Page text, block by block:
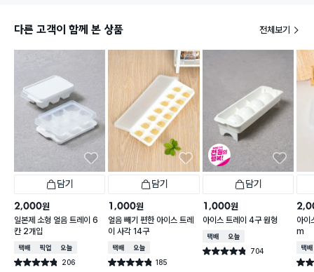
다른 고객이 함께 본 상품 전체보기
담기
2,000원
일본제 소형 얼음 트레이 6
칸 2개입
택배배송매장픽업오늘배송
별점 4.8점 206
건 작성
담기
1,000원
얼음 빼기 편한 아이스 트레
이 사각 14구
택배배송오늘배송
별점 4.8점 185
건 작성
담기
1,000원
아이스 트레이 4구 원형
택배배송오늘배송
별점 4.8점 704
건 작성
아이
m
택배
별점